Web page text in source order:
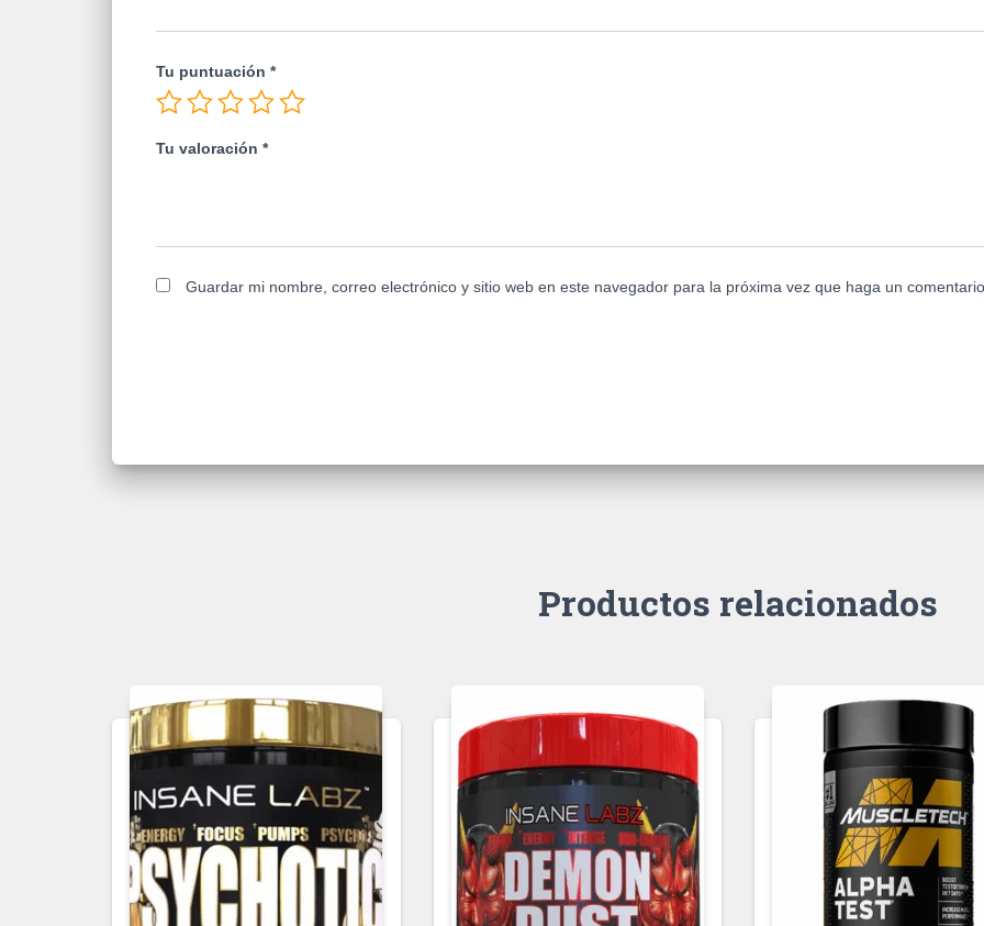
Tu puntuación *
Tu valoración *
Guardar mi nombre, correo electrónico y sitio web en este navegador para la próxima vez que haga un
Productos relacionados